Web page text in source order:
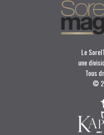
Le
une
Tous
©